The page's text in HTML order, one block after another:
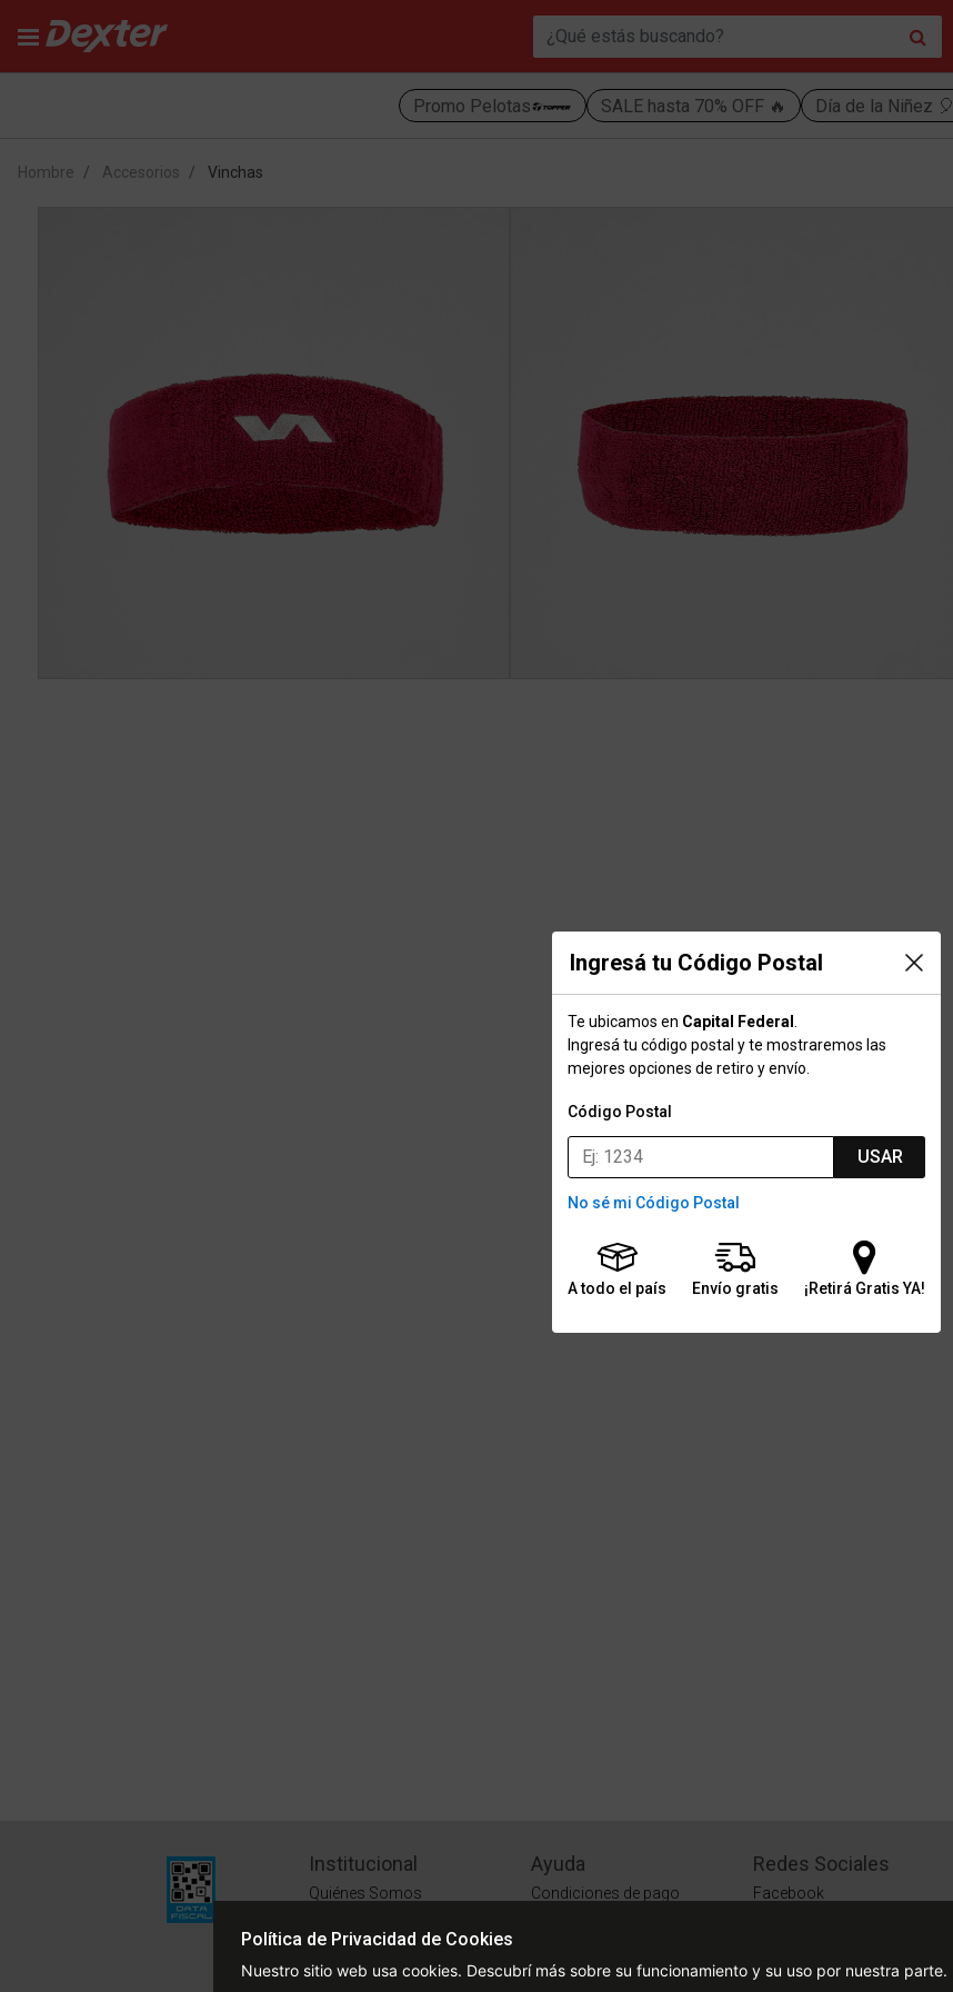
Promo Pelotas SALE hasta 70% OFF 🔥 Día de la Niñez 🎈
Ingresá tu Código Postal
Te ubicamos en Capital Federal
Ingresá tu código postal y te mostraremos las
mejores opciones de retiro y envío.
Código Postal
USAR
No sé mi Código Postal
A todo el país Envío gratis ¡Retirá Gratis YA!
Hombre Accesorios Vinchas
Institucional
Quiénes Somos
Políticas de Privacidad
Términos y Condiciones
Ayuda
Condiciones de pago
¿Cómo comprar?
Redes Sociales
Facebook
Política de Privacidad de Cookies
Nuestro sitio web usa cookies. Descubrí más sobre su funcionamiento y su uso por nuestra parte.